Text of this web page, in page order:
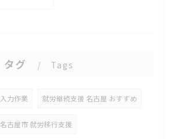
タグ Tags
入力作業 就労継続支援 名古屋 おすすめ
名古屋市 就労移行支援